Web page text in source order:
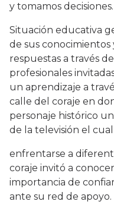
y tomamos decisiones.
Situación educativa
de sus
respuestas a través
profesionales
un aprendizaje a
calle del coraje en
personaje histórico
de la televisión el
enfrentarse a
coraje invitó a
importancia de
ante su red de apoyo.